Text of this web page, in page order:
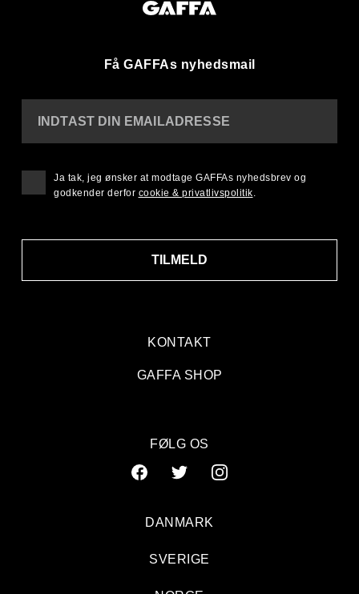
Få GAFFAs nyhedsmail
KONTAKT
GAFFA SHOP
INDTAST DIN EMAILADRESSE
TILMELD
Ja tak, jeg ønsker at modtage GAFFAs nyhedsbrev og
godkender derfor cookie & privatlivspolitik.
FØLG OS
DANMARK
SVERIGE